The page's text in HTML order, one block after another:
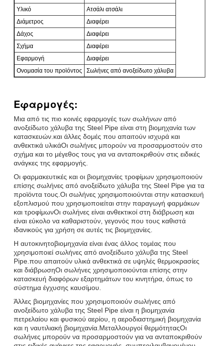
Υλικό
Ατσάλι ατσάλι
Διάμετρος
Διαφέρει
Δάχος
Διαφέρει
Σχήμα
Διαφέρει
Εφαρμογή
Διαφέρει
Ονομασία του προϊόντος
Σωλήνες από ανοξείδωτο χάλυβα
Εφαρμογές:
Μια από τις πιο κοινές εφαρμογές των σωλήνων από
ανοξείδωτο χάλυβα της Steel Pipe είναι στη βιομηχανία των
κατασκευών.και άλλες δομές που απαιτούν ισχυρά και
ανθεκτικά υλικάΟι σωλήνες μπορούν να προσαρμοστούν στο
σχήμα και το μέγεθος τους για να ανταποκριθούν στις ειδικές
ανάγκες της εφαρμογής.
Οι φαρμακευτικές και οι βιομηχανίες τροφίμων χρησιμοποιούν
επίσης σωλήνες από ανοξείδωτο χάλυβα της Steel Pipe για τα
προϊόντα τους.Οι σωλήνες χρησιμοποιούνται στην κατασκευή
εξοπλισμού που χρησιμοποιείται στην παραγωγή φαρμάκων
και τροφίμωνΟι σωλήνες είναι ανθεκτικοί στη διάβρωση και
είναι εύκολο να καθαριστούν, γεγονός που τους καθιστά
ιδανικούς για χρήση σε αυτές τις βιομηχανίες.
Η αυτοκινητοβιομηχανία είναι ένας άλλος τομέας που
χρησιμοποιεί σωλήνες από ανοξείδωτο χάλυβα της Steel
Pipe.που απαιτούν υλικά ανθεκτικά σε υψηλές θερμοκρασίες
και διάβρωσηΟι σωλήνες χρησιμοποιούνται επίσης στην
κατασκευή διαφόρων εξαρτημάτων του κινητήρα, όπως το
σύστημα έγχυσης καυσίμου.
Άλλες βιομηχανίες που χρησιμοποιούν σωλήνες από
ανοξείδωτο χάλυβα της Steel Pipe είναι η βιομηχανία
πετρελαίου και φυσικού αερίου, η αεροδιαστημική βιομηχανία
και η ναυτιλιακή βιομηχανία.Μεταλλουργοί θερμότηταςΟι
σωλήνες μπορούν να προσαρμοστούν για να ανταποκριθούν